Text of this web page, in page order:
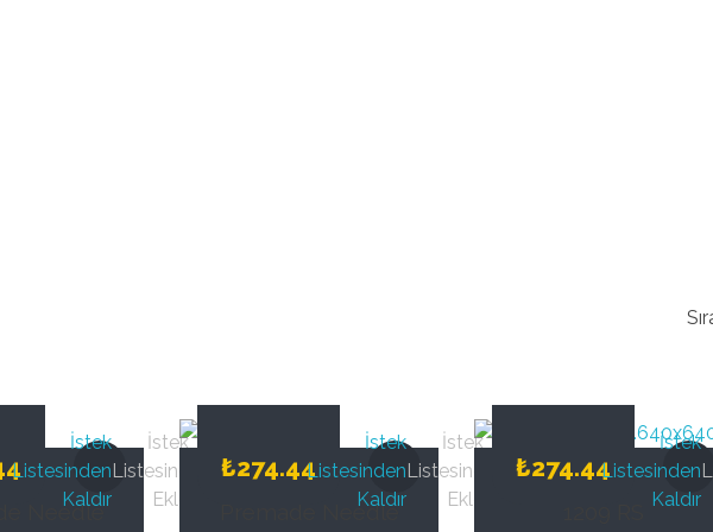
Needle
İstek
Listesinden
Kaldır
İstek
Listesine
Ekle
Premade Needle
₺274.44
İstek
Listesinden
Kaldır
İstek
Listesine
Ekle
₺274.44
İstek
Listesinden
Kaldır